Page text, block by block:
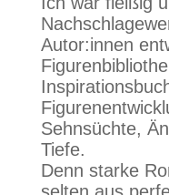
Autor:innen
Sehnsüchte,
Tiefe.
Denn starke